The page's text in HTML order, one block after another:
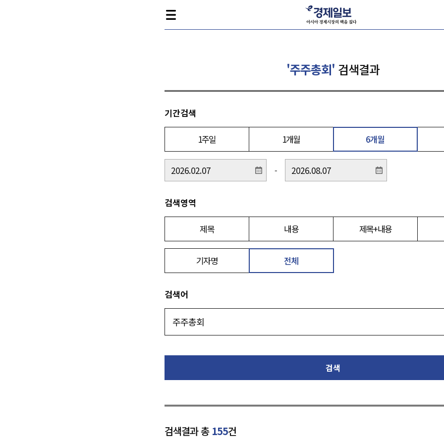
'주주총회' 검색결과
기간검색
1주일 1개월 6개월
-
검색영역
제목 내용 제목+내용
기자명 전체
검색어
검색
검색결과 총 155건